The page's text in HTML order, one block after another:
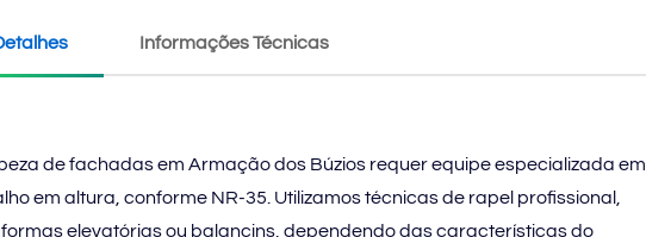
Informações Técnicas
de fachadas em Armação dos Búzios requer equipe especializada em
em altura, conforme NR-35. Utilizamos técnicas de rapel profissional,
elevatórias ou balancins, dependendo das características do